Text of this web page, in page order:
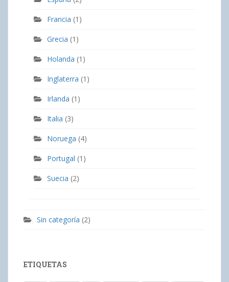
Francia (1)
Grecia (1)
Holanda (1)
Inglaterra (1)
Irlanda (1)
Italia (3)
Noruega (4)
Portugal (1)
Suecia (2)
Sin categoría (2)
ETIQUETAS